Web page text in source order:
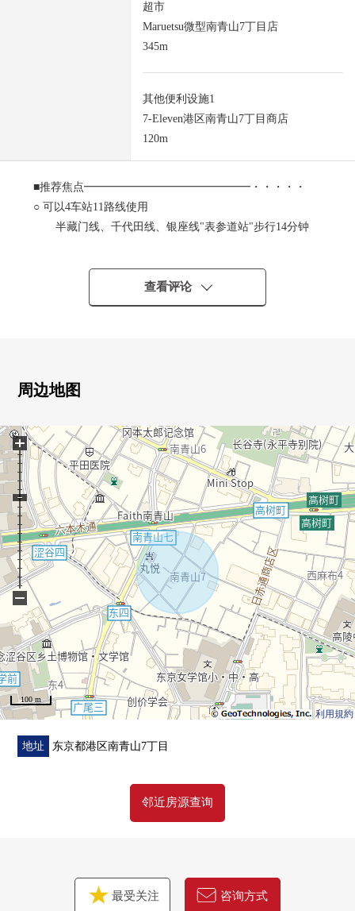
超市
Maruetsu微型南青山7丁目店
345m
其他便利设施1
7-Eleven港区南青山7丁目商店
120m
■推荐焦点━━━━━━━━━━━━━━━・・・・・
○ 可以4车站11路线使用
半藏门线、千代田线、银座线"表参道站"步行14分钟
山手线、埼京线、湘南新宿线、田园都市线、东横
线、井头线"涩谷站"20分
大江户线、日比谷线"六本木站"步行15分钟
能在喜欢的House厂商、建筑公司、设计事务所要建筑
境被形成。
是有也适当育儿代的安心感的所在地。
查看评论
周边地图
利用規約
100 m
+
−
地址 东京都港区南青山7丁目
邻近房源查询
最受关注 咨询方式